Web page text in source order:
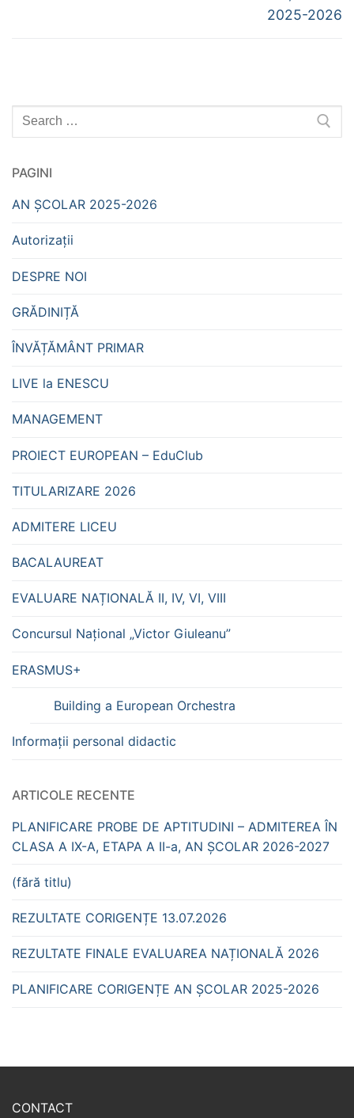
2025-2026
Caută
după:
PAGINI
AN ȘCOLAR 2025-2026
Autorizații
DESPRE NOI
GRĂDINIȚĂ
ÎNVĂȚĂMÂNT PRIMAR
LIVE la ENESCU
MANAGEMENT
PROIECT EUROPEAN – EduClub
TITULARIZARE 2026
ADMITERE LICEU
BACALAUREAT
EVALUARE NAȚIONALĂ II, IV, VI, VIII
Concursul Național „Victor Giuleanu”
ERASMUS+
Building a European Orchestra
Informații personal didactic
ARTICOLE RECENTE
PLANIFICARE PROBE DE APTITUDINI – ADMITEREA ÎN
CLASA A IX-A, ETAPA A II-a, AN ȘCOLAR 2026-2027
(fără titlu)
REZULTATE CORIGENȚE 13.07.2026
REZULTATE FINALE EVALUAREA NAȚIONALĂ 2026
PLANIFICARE CORIGENȚE AN ȘCOLAR 2025-2026
CONTACT